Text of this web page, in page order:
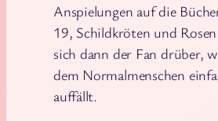
Anspielungen auf die
19, Schildkröten und
sich dann der Fan drüber,
dem Normalmenschen
auffällt.